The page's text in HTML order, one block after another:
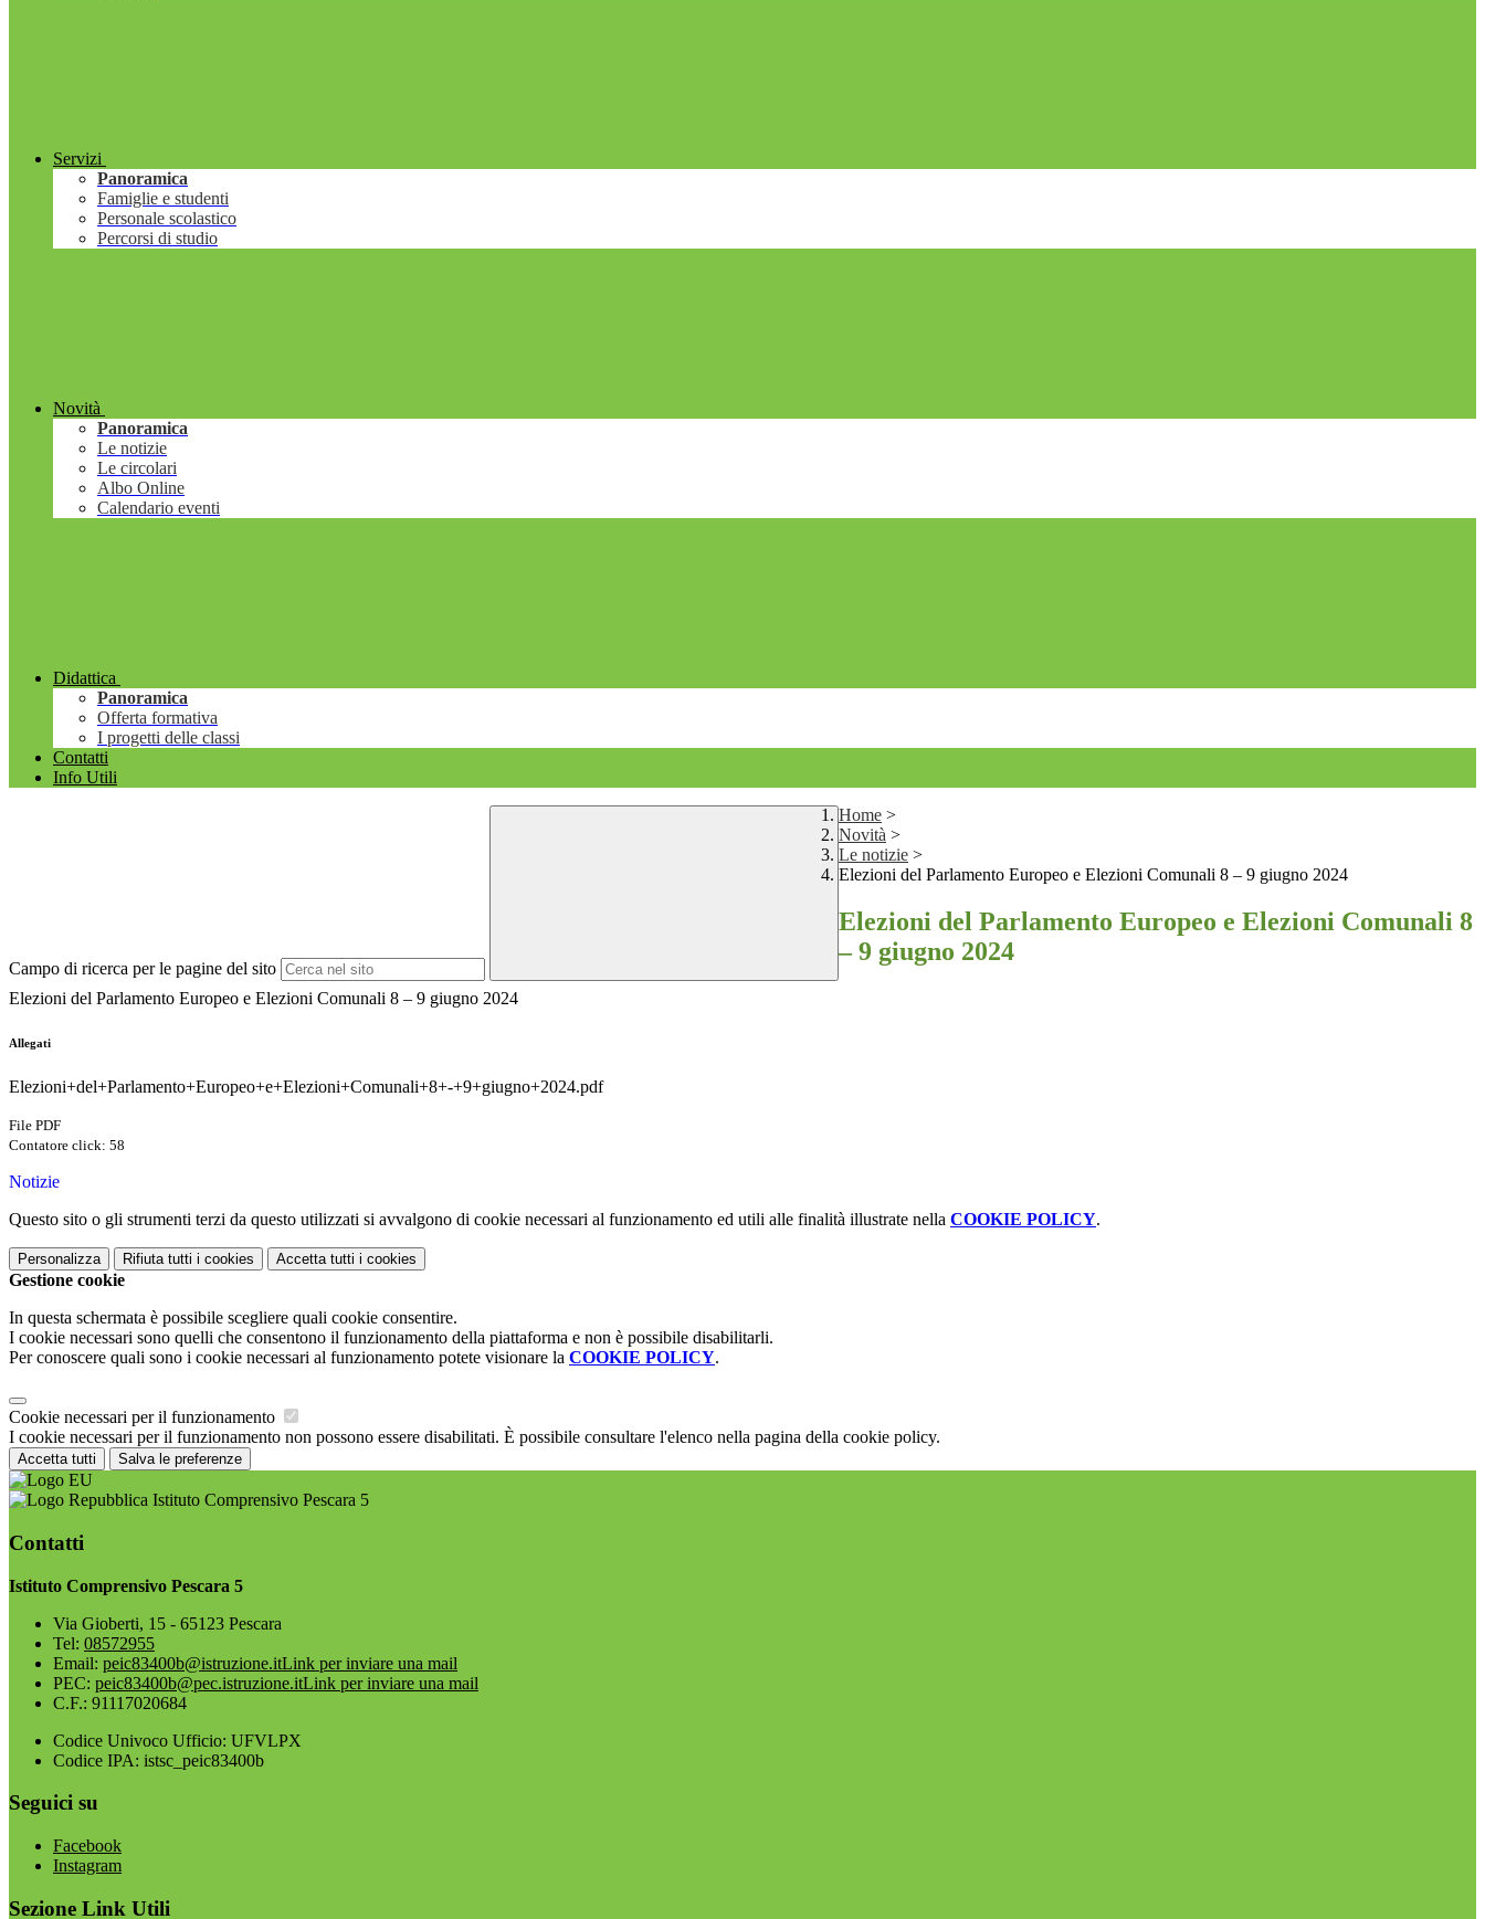
Servizi
Panoramica
Famiglie e studenti
Personale scolastico
Percorsi di studio
Novità
Panoramica
Le notizie
Le circolari
Albo Online
Calendario eventi
Didattica
Panoramica
Offerta formativa
I progetti delle classi
Contatti
Info Utili
Campo di ricerca per le pagine del sito
Home >
Novità >
Le notizie >
Elezioni del Parlamento Europeo e Elezioni Comunali 8 – 9 giugno 2024
Elezioni del Parlamento Europeo e Elezioni Comunali 8
– 9 giugno 2024
Elezioni del Parlamento Europeo e Elezioni Comunali 8 – 9 giugno 2024
Allegati
Elezioni+del+Parlamento+Europeo+e+Elezioni+Comunali+8+-+9+giugno+2024.pdf
File PDF
Contatore click: 58
Notizie
Questo sito o gli strumenti terzi da questo utilizzati si avvalgono di cookie necessari al funzionamento ed utili alle finalità illustrate nella COOKIE POLICY.
Personalizza Rifiuta tutti i cookies Accetta tutti i cookies
Gestione cookie
In questa schermata è possibile scegliere quali cookie consentire.
I cookie necessari sono quelli che consentono il funzionamento della piattaforma e non è possibile disabilitarli.
Per conoscere quali sono i cookie necessari al funzionamento potete visionare la COOKIE POLICY.
Cookie necessari per il funzionamento
I cookie necessari per il funzionamento non possono essere disabilitati. È possibile consultare l'elenco nella pagina della cookie policy.
Accetta tutti Salva le preferenze
Istituto Comprensivo Pescara 5
Contatti
Istituto Comprensivo Pescara 5
Via Gioberti, 15 - 65123 Pescara
Tel: 08572955
Email: peic83400b@istruzione.itLink per inviare una mail
PEC: peic83400b@pec.istruzione.itLink per inviare una mail
C.F.: 91117020684
Codice Univoco Ufficio: UFVLPX
Codice IPA: istsc_peic83400b
Seguici su
Facebook
Instagram
Sezione Link Utili